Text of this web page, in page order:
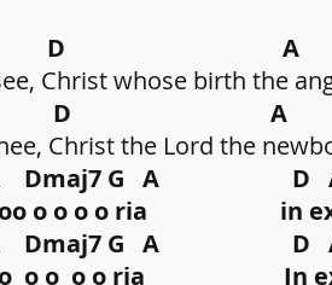
D D A
Christ whose birth the
D D A
Christ the Lord the
G A D A D
oo oo o o o o ria in
G A D A D
o o o o o o ria In